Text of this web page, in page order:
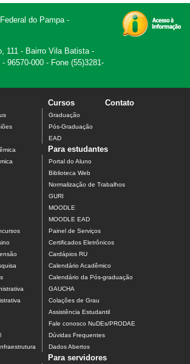
do Pampa -
111 - Bairro Vila Batista -
96570-000 - Fone (55)3281-
Cursos
Graduação
Pós-Graduação
EAD
Contato
Para estudantes
Portal do Aluno
Biblioteca Web
Normalização de Trabalhos
GURI
MOODLE
MOODLE EAD
Painel de Serviços
Certificados Eletrônicos
Cardápios RU
Calendário Acadêmico
Calendário da Pós-graduação
GAUCHA
Colações de Grau
Assistência Estudantil
Fale conosco NuDEs/PRODAE
Dúvidas Frequentes
Dados Abertos
Para servidores